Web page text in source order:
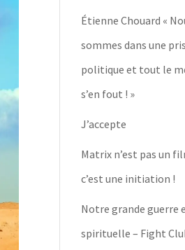
Étienne Chouard «
sommes dans une
politique et tout le
s’en fout ! »
J’accepte
Matrix n’est pas un
c’est une initiation !
Notre grande guerre
spirituelle – Fight